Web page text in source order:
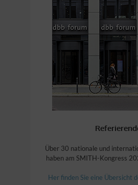
Über 30 nationale und
haben am SMITH-Kongress
Her finden Sie eine Übersicht